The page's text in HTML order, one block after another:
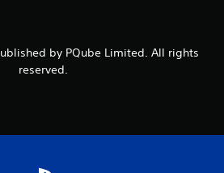
e
r
by PQube Limited. All rights
reserved.